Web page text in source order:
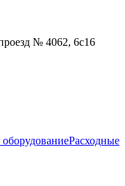
№ 4062, 6с16
Расходные